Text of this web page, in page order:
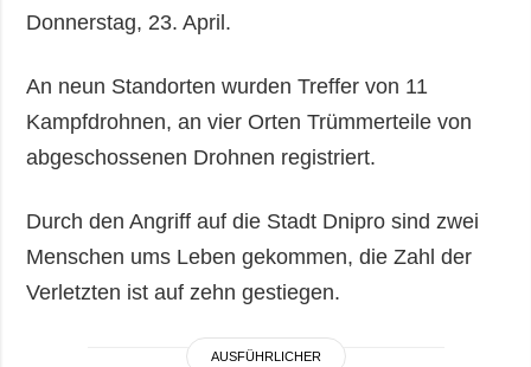
Donnerstag, 23. April.
An neun Standorten wurden Treffer von 11
Kampfdrohnen, an vier Orten Trümmerteile von
abgeschossenen Drohnen registriert.
Durch den Angriff auf die Stadt Dnipro sind zwei
Menschen ums Leben gekommen, die Zahl der
Verletzten ist auf zehn gestiegen.
AUSFÜHRLICHER